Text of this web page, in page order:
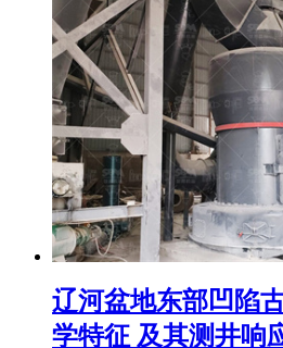
辽河盆地东部凹陷
学特征 及其测井响